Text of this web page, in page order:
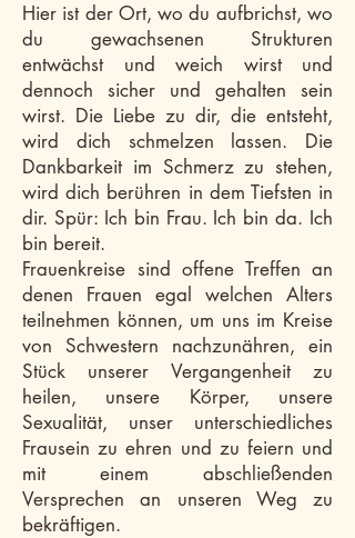
Hier ist der Ort, wo du aufbrichst, wo
du gewachsenen Strukturen
entwächst und weich wirst und
dennoch sicher und gehalten sein
wirst. Die Liebe zu dir, die entsteht,
wird dich schmelzen lassen. Die
Dankbarkeit im Schmerz zu stehen,
wird dich berühren in dem Tiefsten in
dir. Spür: Ich bin Frau. Ich bin da. Ich
bin bereit.
Frauenkreise sind offene Treffen an
denen Frauen egal welchen Alters
teilnehmen können, um uns im Kreise
von Schwestern nachzunähren, ein
Stück unserer Vergangenheit zu
heilen, unsere Körper, unsere
Sexualität, unser unterschiedliches
Frausein zu ehren und zu feiern und
mit einem abschließenden
Versprechen an unseren Weg zu
bekräftigen.